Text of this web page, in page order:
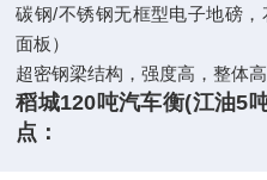
碳钢/不锈钢无框型电子地磅
面板）
超密钢梁结构，强度高，整体
稻城120吨汽车衡(江油5
点：